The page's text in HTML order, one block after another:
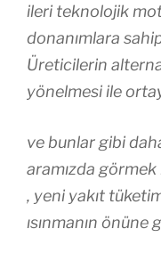
ileri teknolojik
donanımlara
Üreticilerin
yönelmesi ile
ve bunlar gibi
aramızda
, yeni yakıt
ısınmanın önüne